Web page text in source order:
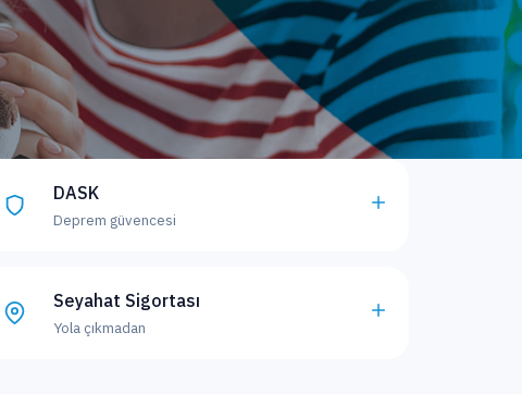
DASK
Deprem güvencesi
Seyahat Sigortası
Yola çıkmadan